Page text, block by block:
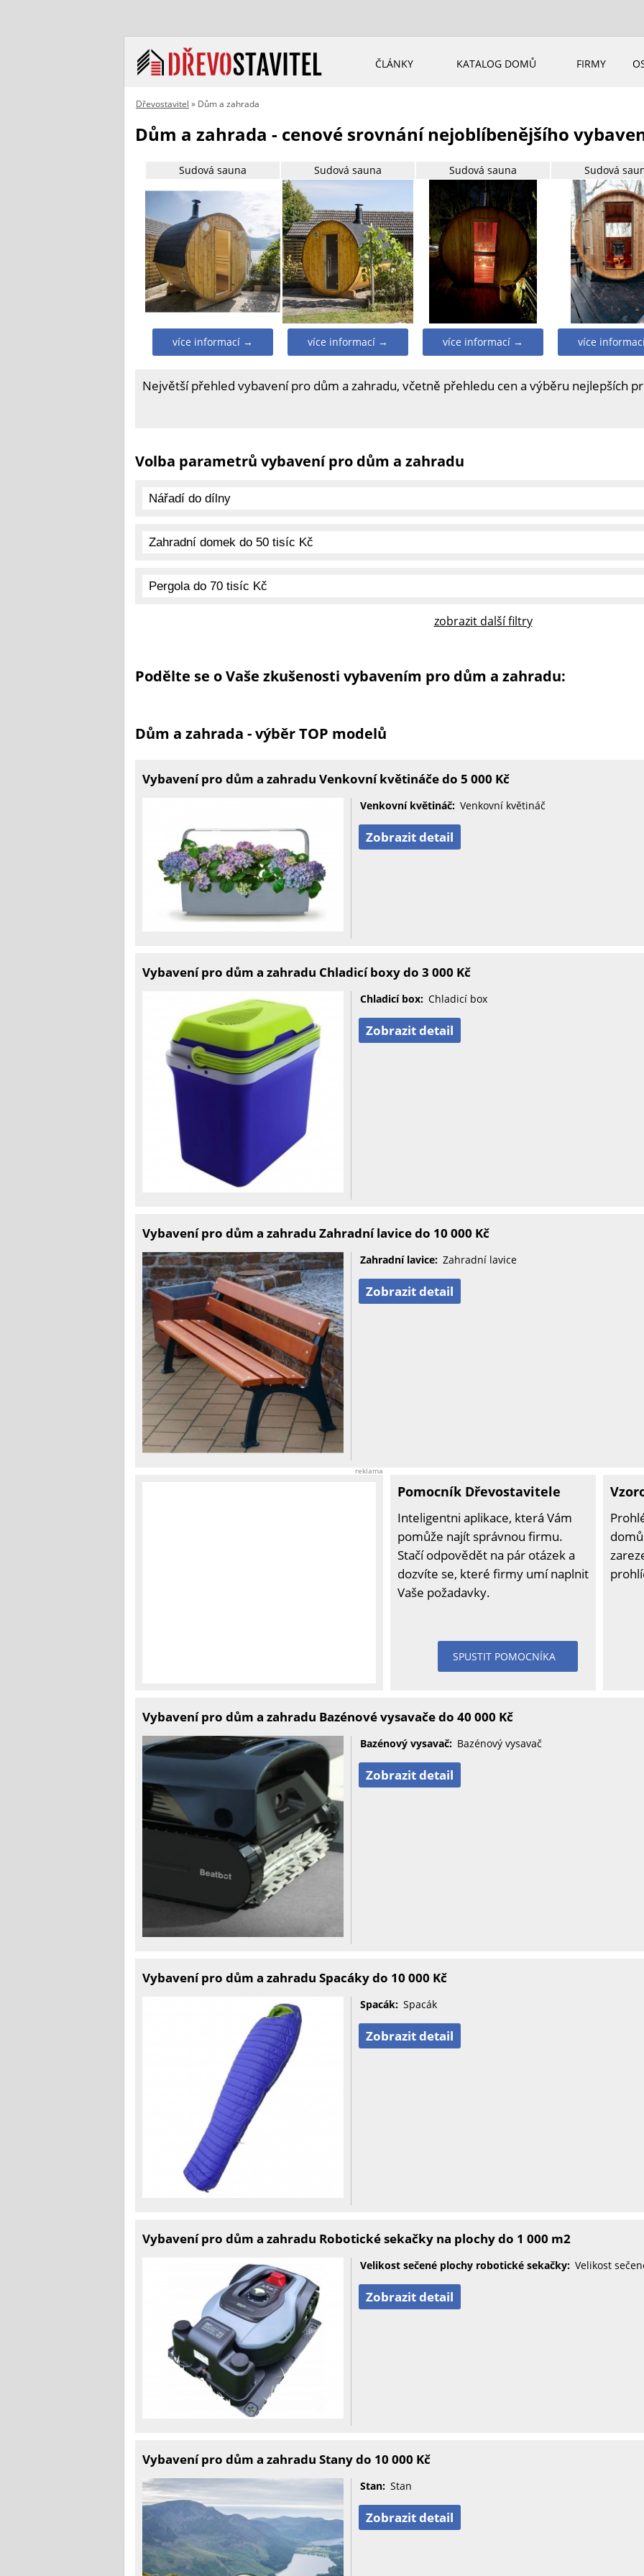
ČLÁNKY KATALOG DOMŮ FIRMY
Dřevostavitel » Dům a zahrada
Dům a zahrada - cenové srovnání nejoblíbenějšího
Sudová sauna
více informací →
Sudová sauna
více informací →
Sudová sauna
více informací →
Sudová
více
Největší přehled vybavení pro dům a zahradu, včetně přehledu cen a výběru nejlepších
Volba parametrů vybavení pro dům a zahradu
zobrazit další filtry
Podělte se o Vaše zkušenosti vybavením pro dům a zahradu:
Dům a zahrada - výběr TOP modelů
Vybavení pro dům a zahradu Venkovní květináče do 5 000 Kč
Venkovní květináč: Venkovní květináč
Zobrazit detail
Vybavení pro dům a zahradu Chladicí boxy do 3 000 Kč
Chladicí box: Chladicí box
Zobrazit detail
Vybavení pro dům a zahradu Zahradní lavice do 10 000 Kč
Zahradní lavice: Zahradní lavice
Zobrazit detail
reklama
Pomocník Dřevostavitele
Inteligentni aplikace, která Vám
pomůže najít správnou firmu.
Stačí odpovědět na pár otázek a
dozvíte se, které firmy umí naplnit
Vaše požadavky.
SPUSTIT POMOCNÍKA
Vybavení pro dům a zahradu Bazénové vysavače do 40 000 Kč
Bazénový vysavač: Bazénový vysavač
Zobrazit detail
Vybavení pro dům a zahradu Spacáky do 10 000 Kč
Spacák: Spacák
Zobrazit detail
Vybavení pro dům a zahradu Robotické sekačky na plochy do 1 000 m2
Velikost sečené plochy robotické sekačky: Velikost
Zobrazit detail
Vybavení pro dům a zahradu Stany do 10 000 Kč
Stan: Stan
Zobrazit detail